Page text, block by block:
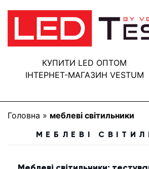
КУПИТИ LED ОПТОМ
ІНТЕРНЕТ-МАГАЗИН VESTUM
ГОЛОВНА
РЕЗУЛЬТАТИ
ТЕСТУВАННЯ
ПРОЕКТ
Головна » меблеві світильники
МЕБЛЕВІ